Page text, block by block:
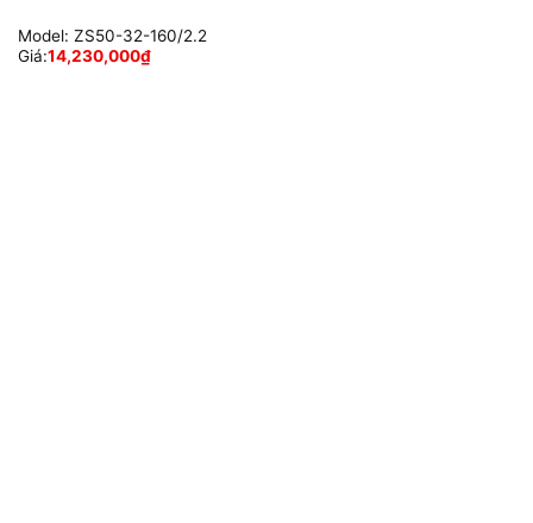
Model: ZS50-32-160/2.2
Giá:14,230,000₫